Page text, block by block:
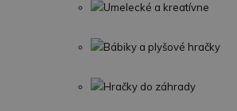
Umelecké a kreatívne
Bábiky a plyšové hračky
Hračky do záhrady